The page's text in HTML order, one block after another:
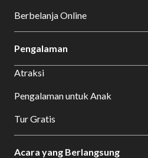
Berbelanja Online
Pengalaman
Atraksi
Pengalaman untuk Anak
Tur Gratis
Acara yang Berlangsung